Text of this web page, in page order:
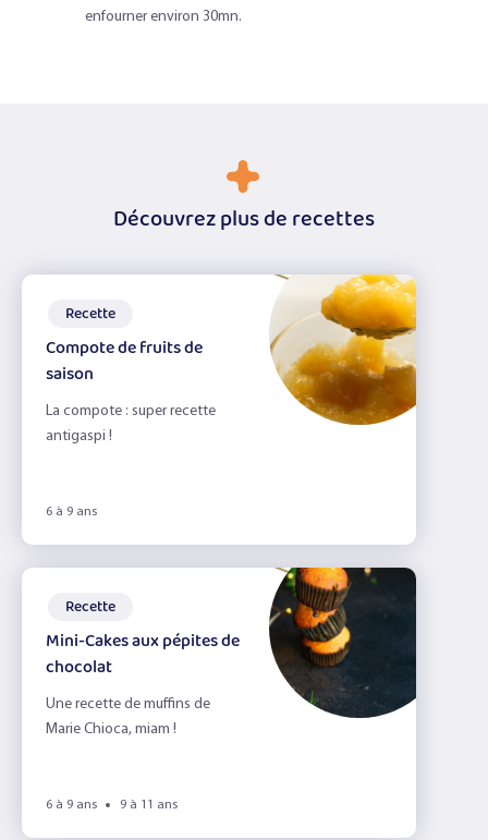
d'un
enfourner environ 30mn.
Découvrez plus de recettes
Recette
Compote de fruits de
saison
La compote : super recette
antigaspi !
6 à 9 ans
Recette
Mini-Cakes aux pépites de
chocolat
Une recette de muffins de
Marie Chioca, miam !
6 à 9 ans 9 à 11 ans